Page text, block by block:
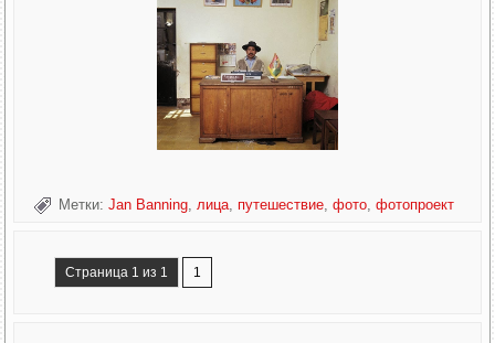
Метки: Jan Banning лица путешествие ,фото ,фотопроект
Страница 1 из 1 1